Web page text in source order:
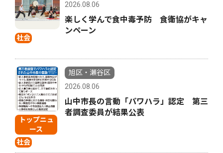
社会
2026.08.06
楽しく学んで食中毒予防 食衛協がキャ
ンペーン
トップニュ
ース
社会
旭区・瀬谷区
2026.08.06
山中市長の言動「パワハラ」認定 第三
者調査委員が結果公表